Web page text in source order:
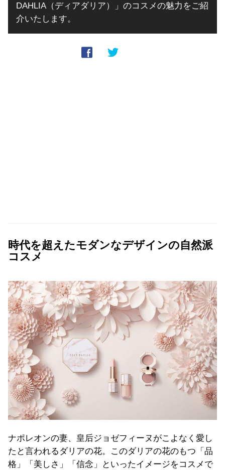
DAHLIA（ディアダリア）」のコスメの魅力をご紹
介いたします。
時代を超えたモダンなデザインの自然派
コスメ
ナポレオンの妻、皇后ジョゼフィーヌがこよなく愛し
たと言われるダリアの花。このダリアの花のもつ「品
格」「美しさ」「信念」といったイメージをコスメで